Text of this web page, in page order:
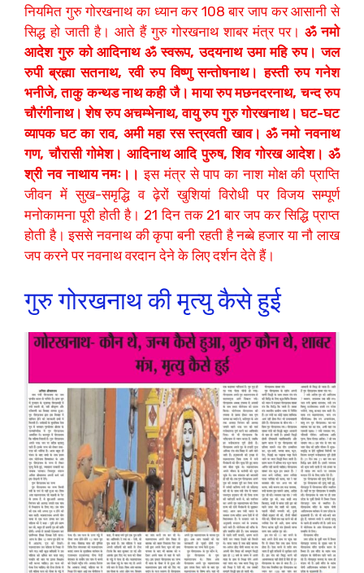
नियमित गुरु गोरखनाथ का ध्यान कर 108 बार जाप कर आसानी से
सिद्ध हो जाती है। आते हैं गुरु गोरखनाथ शाबर मंत्र पर।ॐ नमो
आदेश गुरु को आदिनाथ ॐ स्वरूप, उदयनाथ उमा महि रुप। जल
रुपी ब्रह्मा सतनाथ, रवी रुप विष्णु सन्तोषनाथ। हस्ती रुप गनेश
भनीजे, ताकु कन्थड नाथ कही जै। माया रुप मछनदरनाथ, चन्द रुप
चौरंगीनाथ। शेष रुप अचम्भेनाथ, वायु रुप गुरु गोरखनाथ। घट-घट
व्यापक घट का राव, अमी महा रस स्त्रवती खाव। ॐ नमो नवनाथ
गण, चौरासी गोमेश। आदिनाथ आदि पुरुष, शिव गोरख आदेश। ॐ
श्री नव नाथाय नमः।। इस मंत्र से पाप का नाश मोक्ष की प्राप्ति
जीवन में सुख-समृद्धि व ढ़ेरों खुशियां विरोधी पर विजय सम्पूर्ण
मनोकामना पूरी होती है। 21 दिन तक 21 बार जप कर सिद्धि प्राप्त
होती है। इससे नवनाथ की कृपा बनी रहती है नब्बे हजार या नौ लाख
जप करने पर नवनाथ वरदान देने के लिए दर्शन देते हैं।
गुरु गोरखनाथ की मृत्यु कैसे हुई